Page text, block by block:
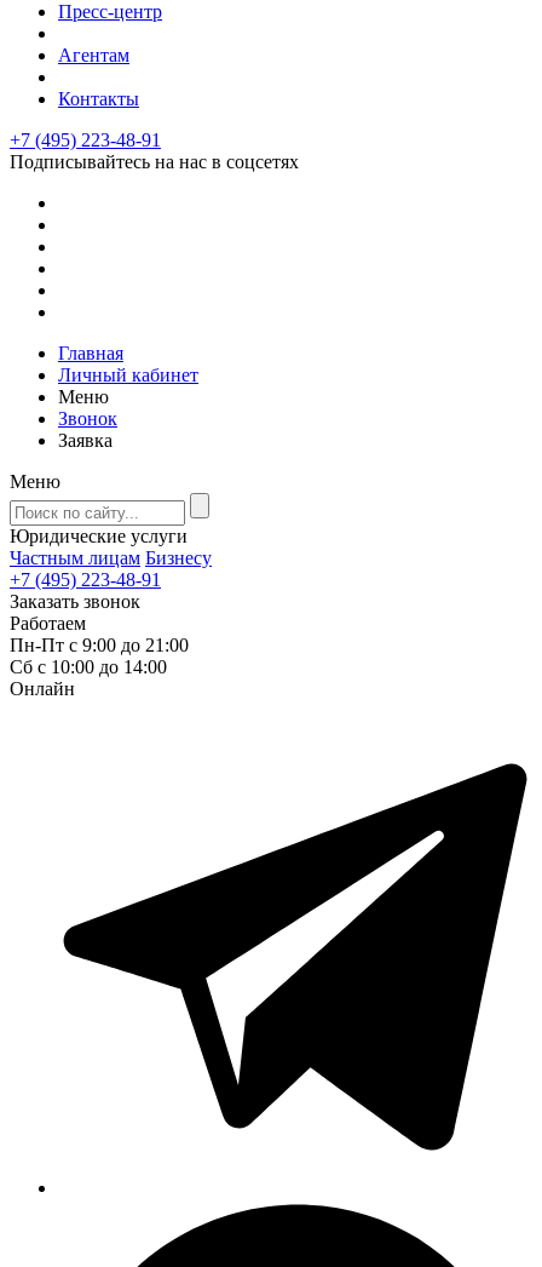
Пресс-центр
Агентам
Контакты
+7 (495) 223-48-91
Подписывайтесь на нас в соцсетях
Главная
Личный кабинет
Меню
Звонок
Заявка
Меню
Юридические услуги
Частным лицам Бизнесу
+7 (495) 223-48-91
Заказать звонок
Работаем
Пн-Пт с 9:00 до 21:00
Сб с 10:00 до 14:00
Онлайн